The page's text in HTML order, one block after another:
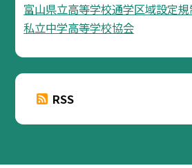
富山県立高等学校通学区域設定
私立中学高等学校協会
RSS